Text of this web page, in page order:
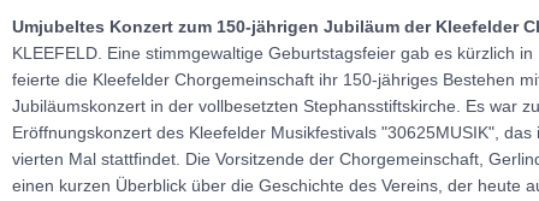
Umjubeltes Konzert zum 150-jährigen Jubiläum der Kleefelder
KLEEFELD. Eine stimmgewaltige Geburtstagsfeier gab es kürzlich
feierte die Kleefelder Chorgemeinschaft ihr 150-jähriges Bestehen
Jubiläumskonzert in der vollbesetzten Stephansstiftskirche. Es war
Eröffnungskonzert des Kleefelder Musikfestivals "30625MUSIK",
vierten Mal stattfindet. Die Vorsitzende der Chorgemeinschaft,
einen kurzen Überblick über die Geschichte des Vereins, der heute